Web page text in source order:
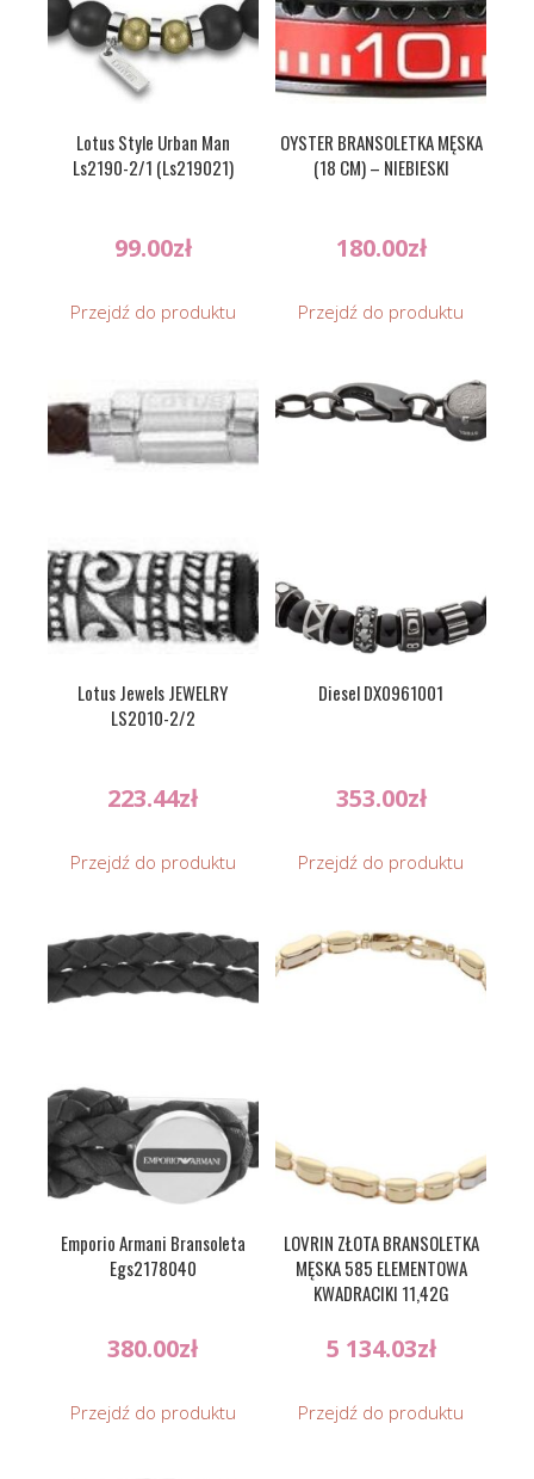
Lotus Style Urban Man
Ls2190-2/1 (Ls219021)
99.00zł
Przejdź do produktu
OYSTER BRANSOLETKA MĘSKA
(18 CM) – NIEBIESKI
180.00zł
Przejdź do produktu
Lotus Jewels JEWELRY
LS2010-2/2
223.44zł
Przejdź do produktu
Diesel DX0961001
353.00zł
Przejdź do produktu
Emporio Armani Bransoleta
Egs2178040
380.00zł
Przejdź do produktu
LOVRIN ZŁOTA BRANSOLETKA
MĘSKA 585 ELEMENTOWA
KWADRACIKI 11,42G
5 134.03zł
Przejdź do produktu